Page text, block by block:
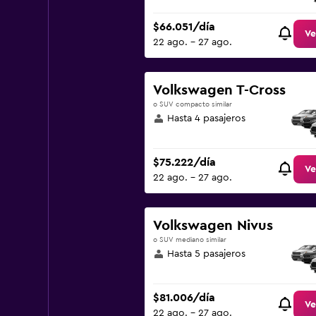
$66.051/día
22 ago. - 27 ago.
Volkswagen T-Cross
o SUV compacto similar
Hasta 4 pasajeros
$75.222/día
22 ago. - 27 ago.
Volkswagen Nivus
o SUV mediano similar
Hasta 5 pasajeros
$81.006/día
22 ago. - 27 ago.